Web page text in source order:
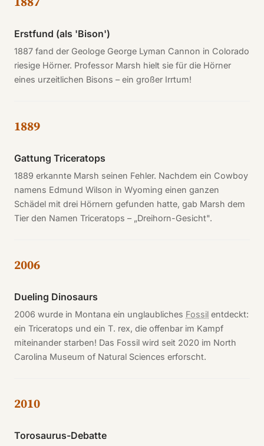
Erstfund (als 'Bison')
1887 fand der Geologe George Lyman Cannon in Colorado
riesige Hörner. Professor Marsh hielt sie für die Hörner
eines urzeitlichen Bisons – ein großer Irrtum!
1889
Gattung Triceratops
1889 erkannte Marsh seinen Fehler. Nachdem ein Cowboy
namens Edmund Wilson in Wyoming einen ganzen
Schädel mit drei Hörnern gefunden hatte, gab Marsh dem
Tier den Namen Triceratops – „Dreihorn-Gesicht".
2006
Dueling Dinosaurs
2006 wurde in Montana ein unglaubliches Fossil entdeckt:
ein Triceratops und ein T. rex, die offenbar im Kampf
miteinander starben! Das Fossil wird seit 2020 im North
Carolina Museum of Natural Sciences erforscht.
2010
Torosaurus-Debatte